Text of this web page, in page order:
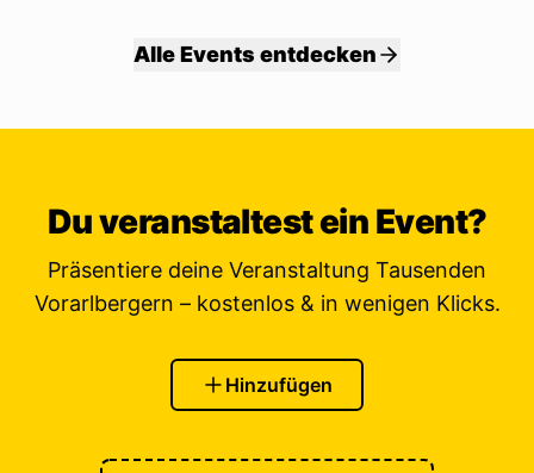
Alle Events entdecken
Du veranstaltest ein Event?
Präsentiere deine Veranstaltung Tausenden
Vorarlbergern – kostenlos & in wenigen Klicks.
Hinzufügen